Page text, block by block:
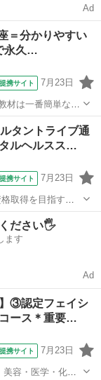
Ad
＝分かりやすい
永久…
提携サイト 7月23日
と充実な教材付
タントライブ通
ルヘルスス…
提携サイト 7月23日
取得を目指すコ
するためのスキ
則った対応を潤
ください🖐️
ます
Ad
③認定フェイシ
ース＊重要…
提携サイト 7月23日
容・医学・化粧